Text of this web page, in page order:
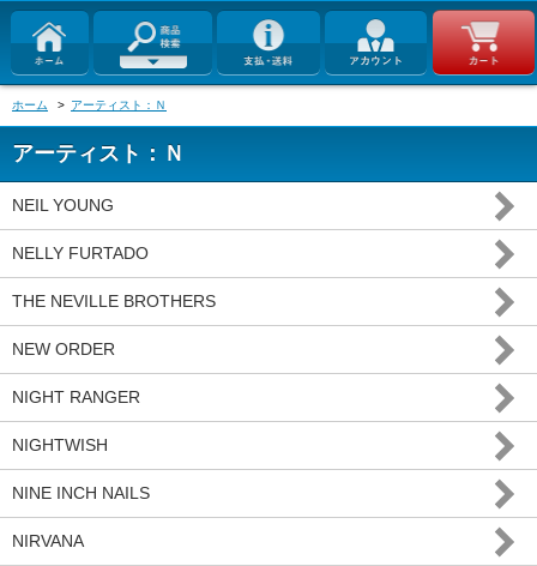
ホーム > アーティスト：Ｎ
アーティスト：Ｎ
NEIL YOUNG
NELLY FURTADO
THE NEVILLE BROTHERS
NEW ORDER
NIGHT RANGER
NIGHTWISH
NINE INCH NAILS
NIRVANA